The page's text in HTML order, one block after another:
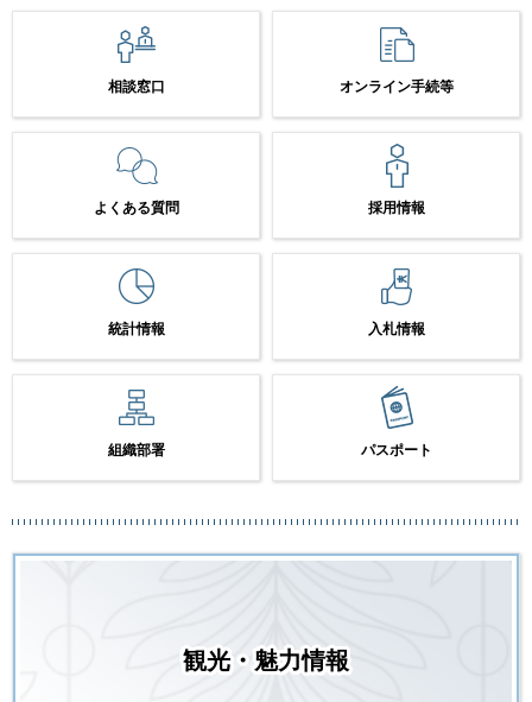
相談窓口 オンライン手続等
よくある質問 採用情報
統計情報 入札情報
組織部署 パスポート
観光・魅力情報